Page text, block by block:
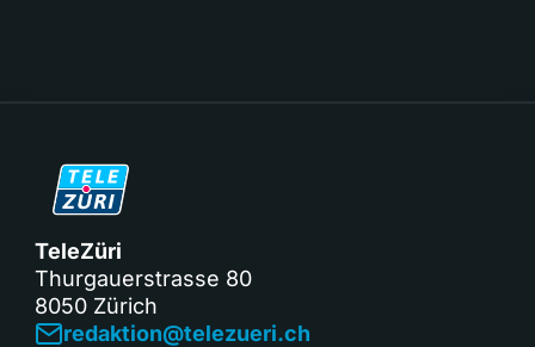
TeleZüri
Thurgauerstrasse 80
8050 Zürich
redaktion@telezueri.ch